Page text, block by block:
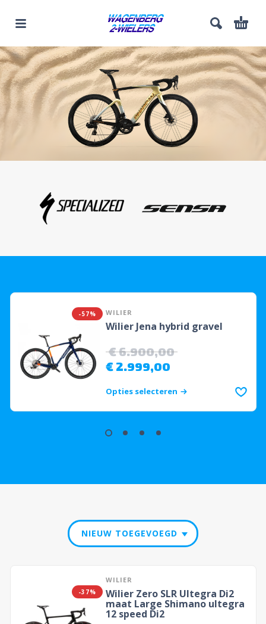
-57% WILIER
Wilier Jena hybrid gravel
€6.900,00
€2.999,00
Opties selecteren
NIEUW TOEGEVOEGD
-37%
WILIER
Wilier Zero SLR Ultegra Di2
maat Large Shimano ultegra
12 speed Di2